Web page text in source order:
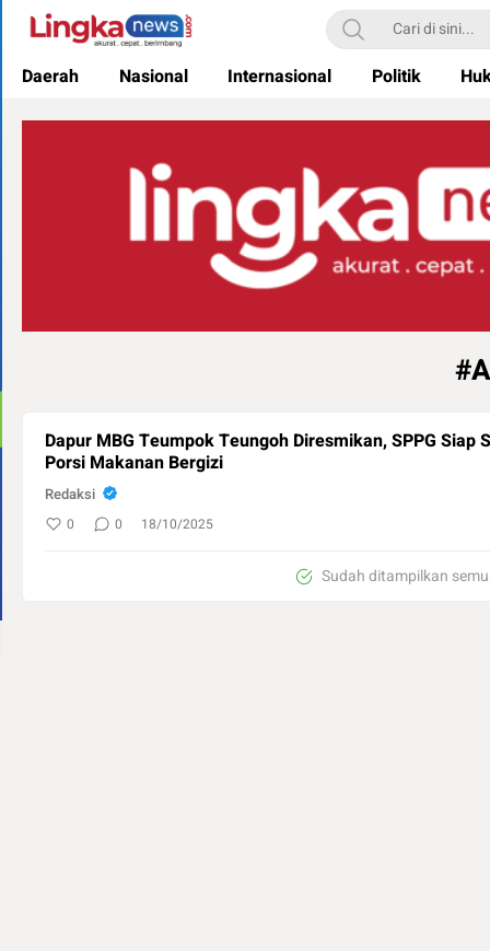
Lingkanews
Akurat. Cepat & Berimbang
Daerah Nasional Internasional Politik
Dapur MBG Teumpok Teungoh Diresmikan, SPPG Siap
Porsi Makanan Bergizi
Redaksi
0 0 18/10/2025
Sudah ditampilkan